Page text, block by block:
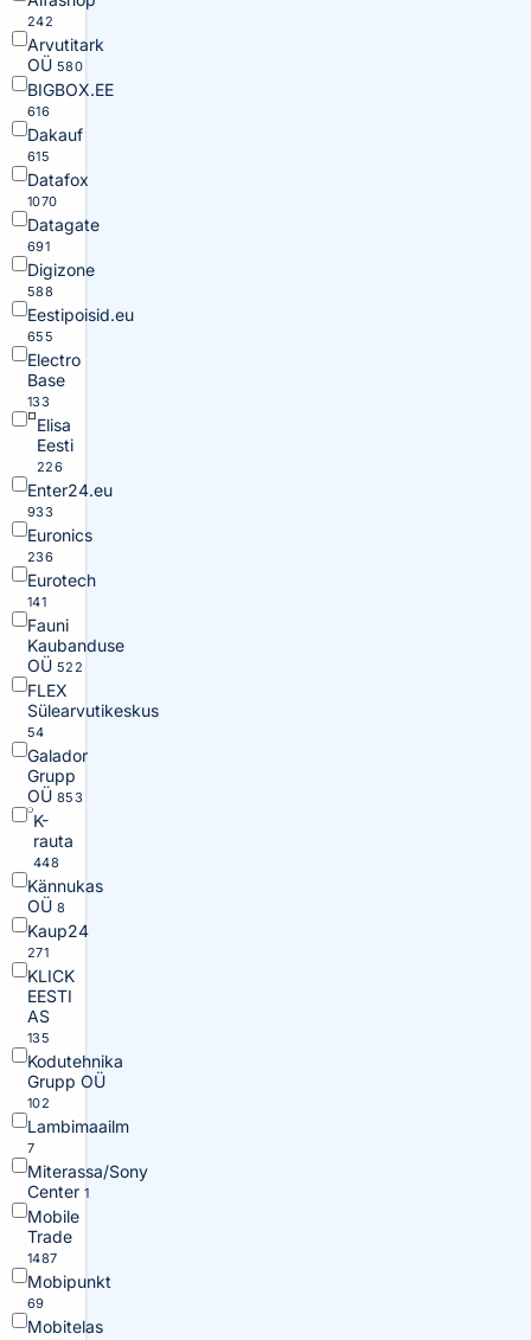
242
Arvutitark
OÜ 580
BIGBOX.EE
616
Dakauf
615
Datafox
1070
Datagate
691
Digizone
588
Eestipoisid.eu
655
Electro
Base
133
Elisa
Eesti
226
Enter24.eu
933
Euronics
236
Eurotech
141
Fauni
Kaubanduse
OÜ 522
FLEX
Sülearvutikeskus
54
Galador
Grupp
OÜ 853
K-
rauta
448
Kännukas
OÜ 8
Kaup24
271
KLICK
EESTI
AS
135
Kodutehnika
Grupp OÜ
102
Lambimaailm
7
Miterassa/Sony
Center 1
Mobile
Trade
1487
Mobipunkt
69
Mobitelas